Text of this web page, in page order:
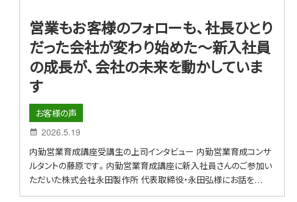
営業もお客様のフォローも、社長ひとり
だった会社が変わり始めた～新入社員
の成長が、会社の未来を動かしていま
す
お客様の声
2026.5.19
内勤営業育成講座受講生の上司インタビュー 内勤営業育成コンサ
ルタントの藤原です。内勤営業育成講座に新入社員さんのご参加い
ただいた株式会社永田製作所 代表取締役・永田弘様にお話を…